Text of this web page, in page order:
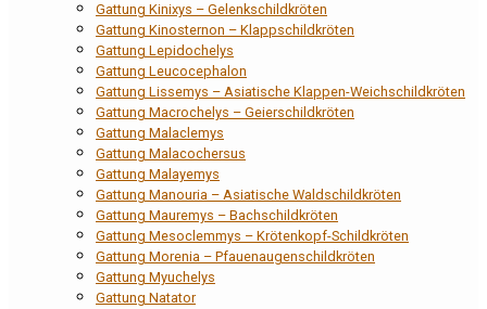
Gattung Kinixys – Gelenkschildkröten
Gattung Kinosternon – Klappschildkröten
Gattung Lepidochelys
Gattung Leucocephalon
Gattung Lissemys – Asiatische Klappen-Weichschildkröten
Gattung Macrochelys – Geierschildkröten
Gattung Malaclemys
Gattung Malacochersus
Gattung Malayemys
Gattung Manouria – Asiatische Waldschildkröten
Gattung Mauremys – Bachschildkröten
Gattung Mesoclemmys – Krötenkopf-Schildkröten
Gattung Morenia – Pfauenaugenschildkröten
Gattung Myuchelys
Gattung Natator